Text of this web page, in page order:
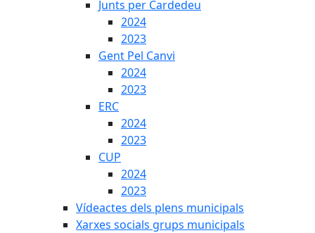
Junts per Cardedeu
2024
2023
Gent Pel Canvi
2024
2023
ERC
2024
2023
CUP
2024
2023
Vídeactes dels plens municipals
Xarxes socials grups municipals